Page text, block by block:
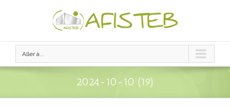
Aller à...
2024-10-10 (19)